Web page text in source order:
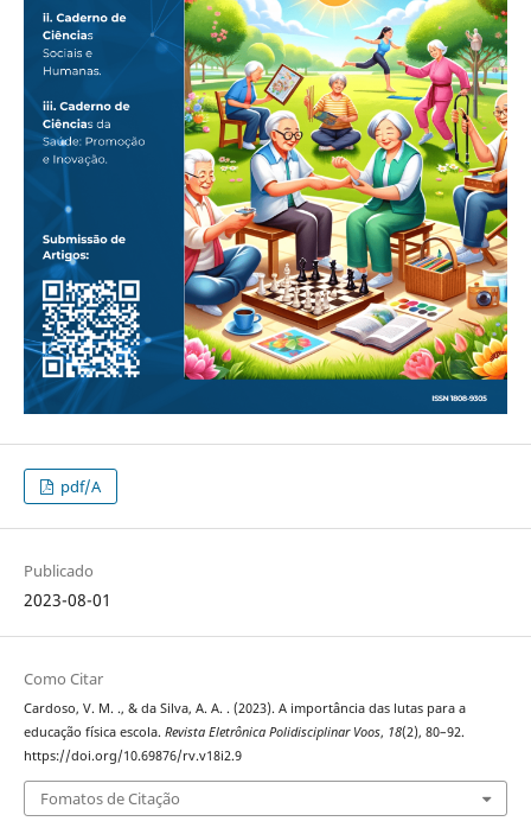
pdf/A
Publicado
2023-08-01
Como Citar
Cardoso, V. M. ., & da Silva, A. A. . (2023). A importância das lutas para a
educação física escola. Revista Eletrônica Polidisciplinar Voos, 18(2), 80–92.
https://doi.org/10.69876/rv.v18i2.9
Fomatos de Citação